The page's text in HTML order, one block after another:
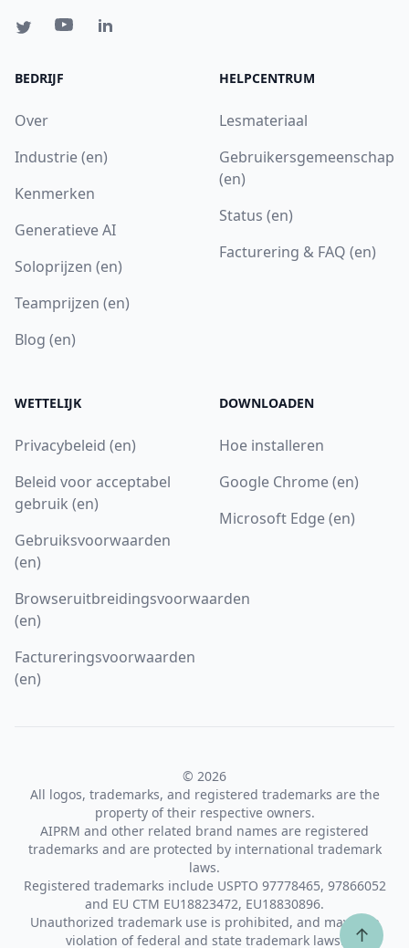
BEDRIJF
Over
Industrie (en)
Kenmerken
Generatieve AI
Soloprijzen (en)
Teamprijzen (en)
Blog (en)
HELPCENTRUM
Lesmateriaal
Gebruikersgemeenschap
(en)
Status (en)
Facturering & FAQ (en)
WETTELIJK
Privacybeleid (en)
Beleid voor acceptabel
gebruik (en)
Gebruiksvoorwaarden
(en)
Browseruitbreidingsvoorwaarden
(en)
Factureringsvoorwaarden
(en)
DOWNLOADEN
Hoe installeren
Google Chrome (en)
Microsoft Edge (en)
© 2026
All logos, trademarks, and registered trademarks are the
property of their respective owners.
AIPRM and other related brand names are registered
trademarks and are protected by international trademark
laws.
Registered trademarks include USPTO 97778465, 97866052
and EU CTM EU18823472, EU18830896.
Unauthorized trademark use is prohibited, and may be a
violation of federal and state trademark laws.
↑